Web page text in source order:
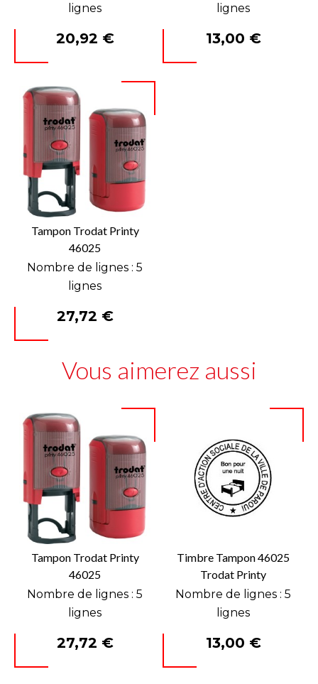
lignes
Prix
20,92 €
lignes
Prix
13,00 €
Tampon Trodat Printy
46025
Nombre de lignes : 5
lignes
Prix
27,72 €
Vous aimerez aussi
Tampon Trodat Printy
46025
Nombre de lignes : 5
lignes
Prix
27,72 €
Timbre Tampon 46025
Trodat Printy
Nombre de lignes : 5
lignes
Prix
13,00 €